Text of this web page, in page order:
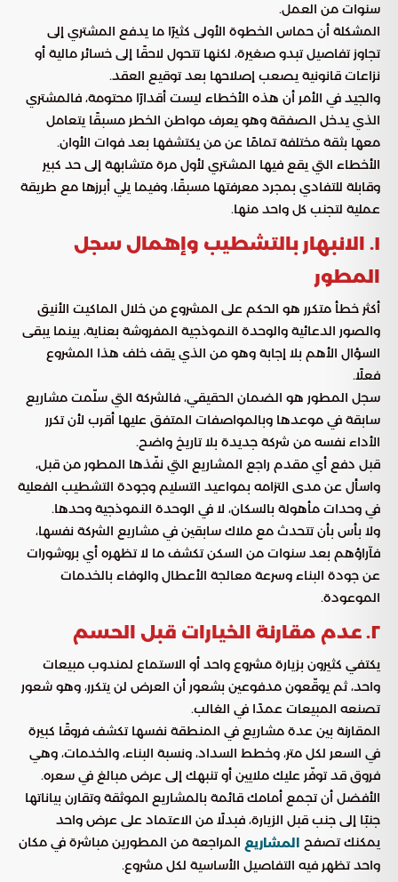
سنوات من العمل.
المشكلة أن حماس الخطوة الأولى كثيرًا ما يدفع المشتري إلى
تجاوز تفاصيل تبدو صغيرة، لكنها تتحول لاحقًا إلى خسائر مالية أو
نزاعات قانونية يصعب إصلاحها بعد توقيع العقد.
والجيد في الأمر أن هذه الأخطاء ليست أقدارًا محتومة، فالمشتري
الذي يدخل الصفقة وهو يعرف مواطن الخطر مسبقًا يتعامل
معها بثقة مختلفة تمامًا عن من يكتشفها بعد فوات الأوان.
الأخطاء التي يقع فيها المشتري لأول مرة متشابهة إلى حد كبير
وقابلة للتفادي بمجرد معرفتها مسبقًا، وفيما يلي أبرزها مع طريقة
عملية لتجنب كل واحد منها.
١. الانبهار بالتشطيب وإهمال سجل
المطور
أكثر خطأ متكرر هو الحكم على المشروع من خلال الماكيت الأنيق
والصور الدعائية والوحدة النموذجية المفروشة بعناية، بينما يبقى
السؤال الأهم بلا إجابة وهو من الذي يقف خلف هذا المشروع
فعلًا.
سجل المطور هو الضمان الحقيقي، فالشركة التي سلّمت مشاريع
سابقة في موعدها وبالمواصفات المتفق عليها أقرب لأن تكرر
الأداء نفسه من شركة جديدة بلا تاريخ واضح.
قبل دفع أي مقدم راجع المشاريع التي نفّذها المطور من قبل،
واسأل عن مدى التزامه بمواعيد التسليم وجودة التشطيب الفعلية
في وحدات مأهولة بالسكان، لا في الوحدة النموذجية وحدها.
ولا بأس بأن تتحدث مع ملاك سابقين في مشاريع الشركة نفسها،
فآراؤهم بعد سنوات من السكن تكشف ما لا تظهره أي بروشورات
عن جودة البناء وسرعة معالجة الأعطال والوفاء بالخدمات
الموعودة.
٢. عدم مقارنة الخيارات قبل الحسم
يكتفي كثيرون بزيارة مشروع واحد أو الاستماع لمندوب مبيعات
واحد، ثم يوقّعون مدفوعين بشعور أن العرض لن يتكرر، وهو شعور
تصنعه المبيعات عمدًا في الغالب.
المقارنة بين عدة مشاريع في المنطقة نفسها تكشف فروقًا كبيرة
في السعر لكل متر، وخطط السداد، ونسبة البناء، والخدمات، وهي
فروق قد توفّر عليك ملايين أو تنبهك إلى عرض مبالغ في سعره.
الأفضل أن تجمع أمامك قائمة بالمشاريع الموثقة وتقارن بياناتها
جنبًا إلى جنب قبل الزيارة، فبدلًا من الاعتماد على عرض واحد
يمكنك تصفح المشاريع المراجعة من المطورين مباشرة في مكان
واحد تظهر فيه التفاصيل الأساسية لكل مشروع.